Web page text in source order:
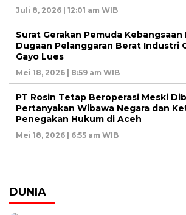
Juli 8, 2026 | 12:01 am WIB
Surat Gerakan Pemuda
Dugaan Pelanggaran Berat Industri
Gayo Lues
Mei 18, 2026 | 8:59 am WIB
PT Rosin Tetap Beroperasi Meski
Pertanyakan Wibawa Negara dan
Penegakan Hukum di Aceh
Mei 18, 2026 | 6:55 am WIB
DUNIA